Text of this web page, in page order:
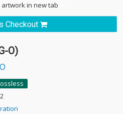
in new tab
Checkout
O)